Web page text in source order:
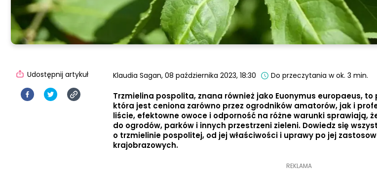
Klaudia Sagan, 08 października 2023, 18:30 Do przeczytania w ok. 3 min.
Trzmielina pospolita, znana również jako Euonymus europaeus,
która jest ceniona zarówno przez ogrodników amatorów, jak i
liście, efektowne owoce i odporność na różne warunki sprawiają,
do ogrodów, parków i innych przestrzeni zieleni. Dowiedz się
o trzmielinie pospolitej, od jej właściwości i uprawy po jej
krajobrazowych.
REKLAMA
Udostępnij artykuł